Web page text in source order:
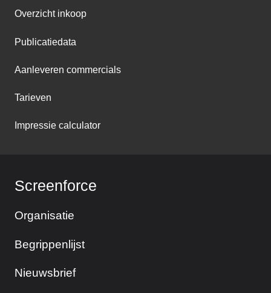
Overzicht inkoop
Publicatiedata
Aanleveren commercials
Tarieven
Impressie calculator
Screenforce
Organisatie
Begrippenlijst
Nieuwsbrief